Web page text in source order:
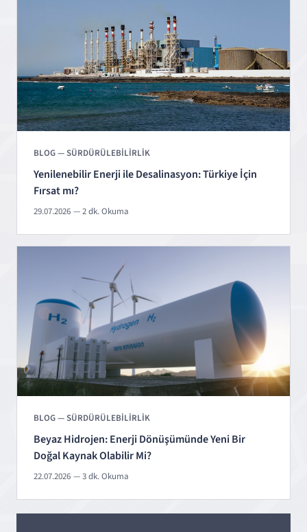
BLOG — SÜRDÜRÜLEBİLİRLİK
Yenilenebilir Enerji ile Desalinasyon: Türkiye İçin
Fırsat mı?
29.07.2026 — 2 dk. Okuma
BLOG — SÜRDÜRÜLEBİLİRLİK
Beyaz Hidrojen: Enerji Dönüşümünde Yeni Bir
Doğal Kaynak Olabilir Mi?
22.07.2026 — 3 dk. Okuma